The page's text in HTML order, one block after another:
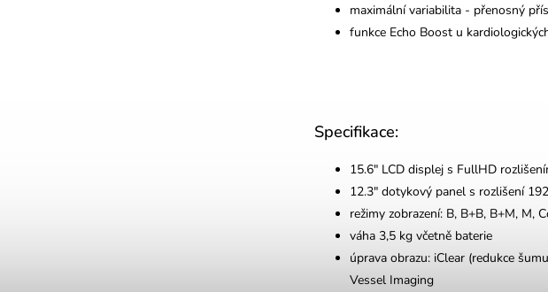
maximální variabilita - přenosný
funkce Echo Boost u
Specifikace:
15.6" LCD displej s FullHD
12.3" dotykový panel s rozlišení
režimy zobrazení: B, B+B, B+M,
váha 3,5 kg včetně baterie
úprava obrazu: iClear (redukce
Vessel Imaging